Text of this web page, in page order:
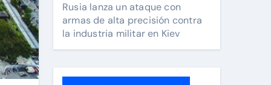
Rusia lanza un ataque con
armas de alta precisión contra
la industria militar en Kiev